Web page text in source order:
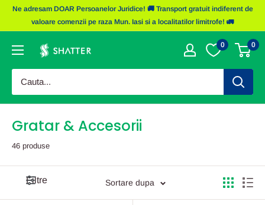
SaritiNe adresam DOAR Persoanelor Juridice! 🚚 Transport gratuit indiferent de
valoare comenzii pe raza Mun. Iasi si a localitatilor limitrofe! 🚛
Obiecte
Shatter
0 0
Gratar & Accesorii
46 produse
Filtre Sortare dupa